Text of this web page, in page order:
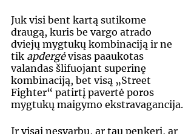
Juk visi bent kartą sutikome
draugą, kuris be vargo atrado
dviejų mygtukų kombinaciją ir ne
tik apdergė visas paaukotas
valandas šlifuojant superinę
kombinaciją, bet visą „Street
Fighter“ patirtį pavertė poros
mygtukų maigymo ekstravagancija.
Ir visai nesvarbu, ar tau penkeri, ar